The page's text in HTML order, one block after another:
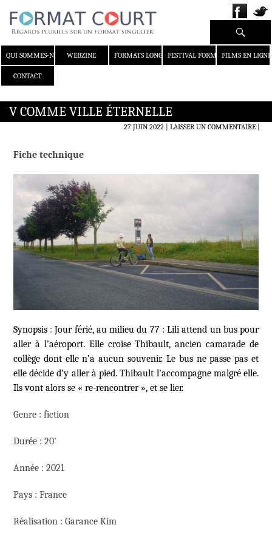
QUI SOMMES-NOUS ?WEBZINE FORMATS LONGS FESTIVAL FORMAT COURT
FILMS EN LIGNE
CONTACT
Recherche
V COMME VILLE ÉTERNELLE
27 JUIN 2022 LAISSER UN COMMENTAIRE|
Fiche technique
Synopsis :Jour férié, au milieu du 77 : Lili attend un bus pour
aller à l’aéroport. Elle croise Thibault, ancien camarade de
collège dont elle n’a aucun souvenir. Le bus ne passe pas et
elle décide d’y aller à pied. Thibault l’accompagne malgré elle.
Ils vont alors se « re-rencontrer », et se lier.
Genre : fiction
Durée : 20’
Année : 2021
Pays : France
Réalisation : Garance Kim